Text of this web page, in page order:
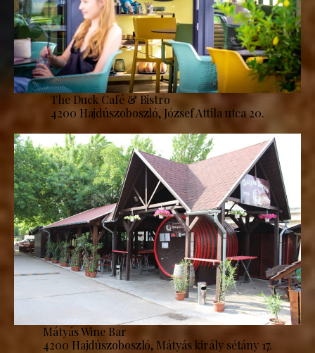
The Duck Café & Bistro
4200 Hajdúszoboszló, József Attila utca 20.
Mátyás Wine Bar
4200 Hajdúszoboszló, Mátyás király sétány 17.